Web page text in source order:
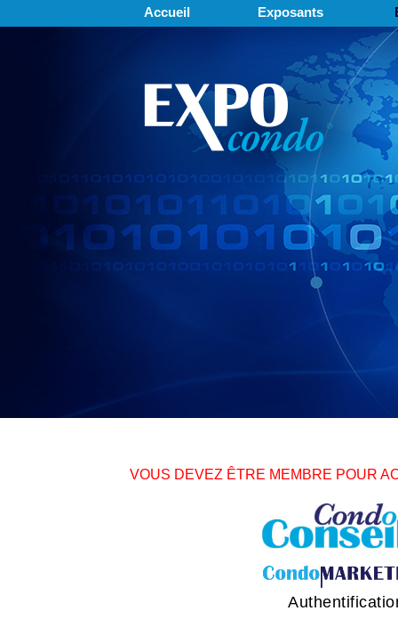
Accueil Exposants
VOUS DEVEZ ÊTRE MEMBRE POUR